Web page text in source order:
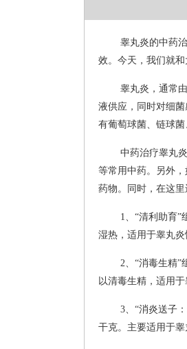
睾丸炎的中药
效。今天，我们就和
睾丸炎，通常
液供应，同时对细
有葡萄球菌、链球
中药治疗睾丸
等常用中药。另外
药物。同时，在这里
1、“清利助育
湿热，适用于睾丸炎
2、“消毒生精
以清毒生精，适用于
3、“消炎送子
干克。主要适用于睾